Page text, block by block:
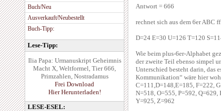
Buch/Neu
Ausverkauft/Neubestellt
Buch-Tipp:
Lese-Tipp:
Ilia Papa: Urmanuskript Geheimnis
Macht X, Weltformel, Tier 666,
Primzahlen, Nostradamus
Frei Download
Hier Herunterladen!
LESE-ESEL:
Antwort = 666
rechnet sich aus dem 6er ABC
D=24 E=30 U=126 T=120
Wie beim plus-6er-Alphabet
der zweite Teil ebenso simpel
Unterschied besteht darin, das
Kommunikation“ wäre hier
C=111,D=148,E=185, F=222,
N=518, O=555, P=592,
Y=925, Z=962